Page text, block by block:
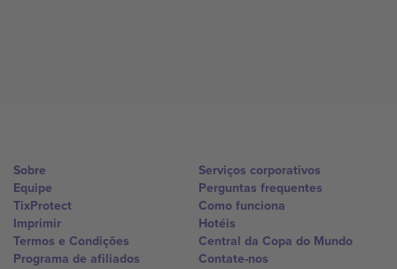
Sobre
Equipe
TixProtect
Imprimir
Termos e Condições
Programa de afiliados
Serviços corporativos
Perguntas frequentes
Como funciona
Hotéis
Central da Copa do Mundo
Contate-nos